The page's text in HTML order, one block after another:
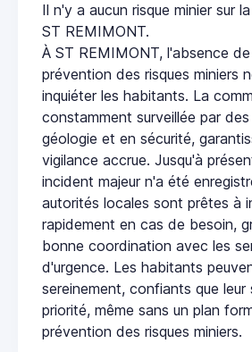
Il n'y a aucun risque minier sur
ST REMIMONT.
À ST REMIMONT, l'absence
prévention des risques miniers
inquiéter les habitants. La
constamment surveillée par
géologie et en sécurité,
vigilance accrue. Jusqu'à
incident majeur n'a été
autorités locales sont prêtes à
rapidement en cas de besoin,
bonne coordination avec les
d'urgence. Les habitants
sereinement, confiants que leur
priorité, même sans un plan
prévention des risques miniers.